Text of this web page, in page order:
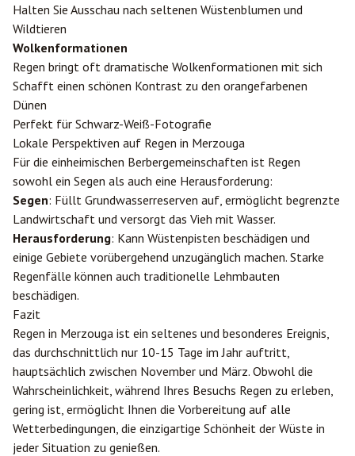
Halten Sie Ausschau nach seltenen Wüstenblumen und
Wildtieren
Wolkenformationen
Regen bringt oft dramatische Wolkenformationen mit sich
Schafft einen schönen Kontrast zu den orangefarbenen
Dünen
Perfekt für Schwarz-Weiß-Fotografie
Lokale Perspektiven auf Regen in Merzouga
Für die einheimischen Berbergemeinschaften ist Regen
sowohl ein Segen als auch eine Herausforderung:
Segen: Füllt Grundwasserreserven auf, ermöglicht begrenzte
Landwirtschaft und versorgt das Vieh mit Wasser.
Herausforderung: Kann Wüstenpisten beschädigen und
einige Gebiete vorübergehend unzugänglich machen. Starke
Regenfälle können auch traditionelle Lehmbauten
beschädigen.
Fazit
Regen in Merzouga ist ein seltenes und besonderes Ereignis,
das durchschnittlich nur 10-15 Tage im Jahr auftritt,
hauptsächlich zwischen November und März. Obwohl die
Wahrscheinlichkeit, während Ihres Besuchs Regen zu erleben,
gering ist, ermöglicht Ihnen die Vorbereitung auf alle
Wetterbedingungen, die einzigartige Schönheit der Wüste in
jeder Situation zu genießen.